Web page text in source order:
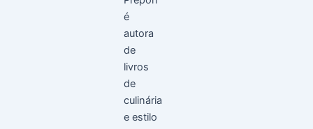
é
autora
de
livros
de
culinária
e estilo